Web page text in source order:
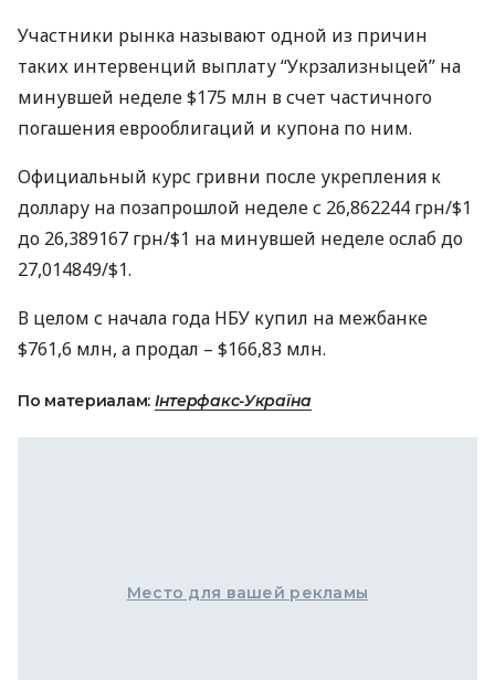
Участники рынка называют одной из причин
таких интервенций выплату “Укрзализныцей” на
минувшей неделе $175 млн в счет частичного
погашения еврооблигаций и купона по ним.
Официальный курс гривни после укрепления к
доллару на позапрошлой неделе с 26,862244 грн/$1
до 26,389167 грн/$1 на минувшей неделе ослаб до
27,014849/$1.
В целом с начала года НБУ купил на межбанке
$761,6 млн, а продал – $166,83 млн.
По материалам: Інтерфакс-Україна
Место для вашей рекламы